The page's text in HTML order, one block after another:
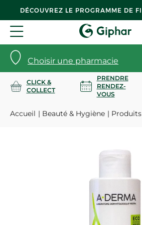
DÉCOUVREZ LE PROGRAMME DE
Choisir une pharmacie
CLICK &
COLLECT
PRENDRE
RENDEZ-
VOUS
Accueil Beauté & Hygiène